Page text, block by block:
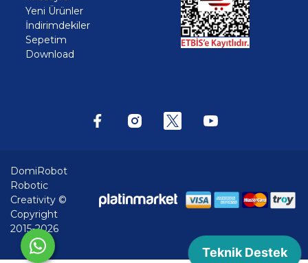
Yeni Ürünler
İndirimdekiler
Sepetim
Download
DomiRobot
Robotic
Creativity ©
Copyright
2015-2026